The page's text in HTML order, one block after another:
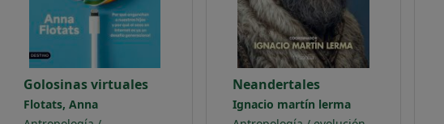
Golosinas virtuales
Flotats, Anna
Neandertales
Ignacio martín lerma